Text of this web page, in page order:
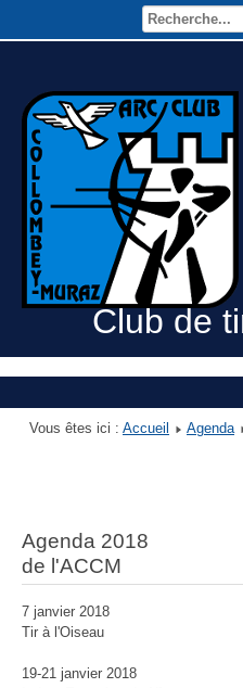
Club de
Vous êtes ici : Accueil Agenda
Agenda 2018
de l'ACCM
7 janvier 2018
Tir à l'Oiseau
19-21 janvier 2018